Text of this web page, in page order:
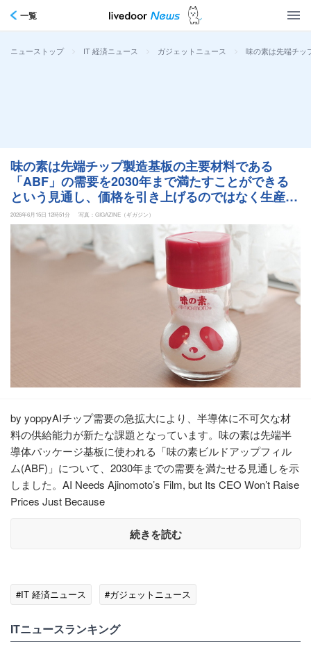
一覧
ニューストップ > IT 経済ニュース > ガジェットニュース > 味の素は先端チッ
味の素は先端チップ製造基板の主要材料である
「ABF」の需要を2030年まで満たすことができる
という見通し、価格を引き上げるのではなく生産能
力を拡大する計画
2026年6月15日 12時51分 写真：GIGAZINE（ギガジン）
by yoppyAIチップ需要の急拡大により、半導体に不可欠な材
料の供給能力が新たな課題となっています。味の素は先端半
導体パッケージ基板に使われる「味の素ビルドアップフィル
ム(ABF)」について、2030年までの需要を満たせる見通しを示
しました。AI Needs Ajinomoto’s Film, but Its CEO Won’t Raise
Prices Just Because
続きを読む
#IT 経済ニュース #ガジェットニュース
ITニュースランキング